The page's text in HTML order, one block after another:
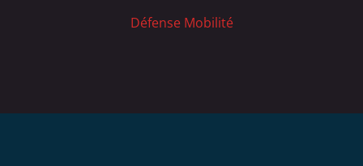
Défense Mobilité